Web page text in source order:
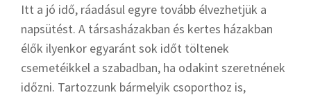
Itt a jó idő, ráadásul egyre tovább élvezhetjük a
napsütést. A társasházakban és kertes házakban
élők ilyenkor egyaránt sok időt töltenek
csemetéikkel a szabadban, ha odakint szeretnének
időzni. Tartozzunk bármelyik csoporthoz is,